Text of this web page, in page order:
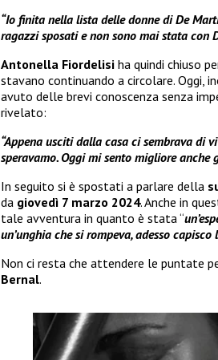
“Io finita nella lista delle donne di De
ragazzi sposati e non sono mai stata con
Antonella Fiordelisi ha quindi chiuso
stavano continuando a circolare. Oggi,
avuto delle brevi conoscenza senza
rivelato:
“Appena usciti dalla casa ci sembrava di
speravamo. Oggi mi sento migliore anche
In seguito si è spostati a parlare della
da giovedì 7 marzo 2024. Anche in
tale avventura in quanto è stata “
un’unghia che si rompeva, adesso
Non ci resta che attendere le puntate
Bernal.